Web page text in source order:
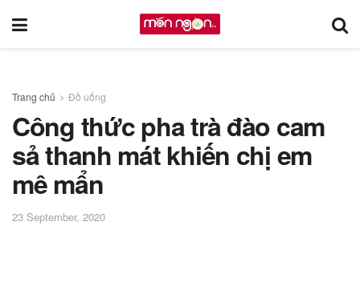
Trang chủ Đồ uống
Công thức pha trà đào cam
sả thanh mát khiến chị em
mê mẩn
23 September, 2020